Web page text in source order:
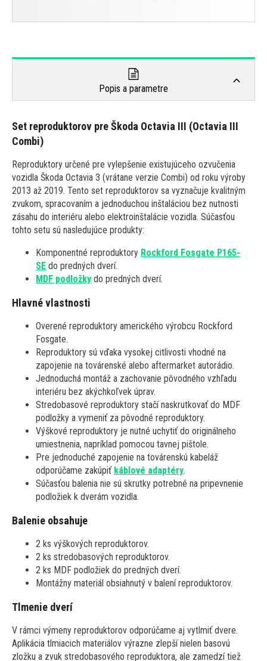
Popis a parametre
Set reproduktorov pre Škoda Octavia III (Octavia III
Combi)
Reproduktory určené pre vylepšenie existujúceho ozvučenia
vozidla Škoda Octavia 3 (vrátane verzie Combi) od roku výroby
2013 až 2019. Tento set reproduktorov sa vyznačuje kvalitným
zvukom, spracovaním a jednoduchou inštaláciou bez nutnosti
zásahu do interiéru alebo elektroinštalácie vozidla. Súčasťou
tohto setu sú nasledujúce produkty:
Komponentné reproduktory Rockford Fosgate P165-
SE do predných dverí.
MDF podložky do predných dverí.
Hlavné vlastnosti
Overené reproduktory amerického výrobcu Rockford
Fosgate.
Reproduktory sú vďaka vysokej citlivosti vhodné na
zapojenie na továrenské alebo aftermarket autorádio.
Jednoduchá montáž a zachovanie pôvodného vzhľadu
interiéru bez akýchkoľvek úprav.
Stredobasové reproduktory stačí naskrutkovať do MDF
podložky a vymeniť za pôvodné reproduktory.
Výškové reproduktory je nutné uchytiť do originálneho
umiestnenia, napríklad pomocou tavnej pištole.
Pre jednoduché zapojenie na továrenskú kabeláž
odporúčame zakúpiť káblové adaptéry.
Súčasťou balenia nie sú skrutky potrebné na pripevnenie
podložiek k dverám vozidla.
Balenie obsahuje
2 ks výškových reproduktorov.
2 ks stredobasových reproduktorov.
2 ks MDF podložiek do predných dverí.
Montážny materiál obsiahnutý v balení reproduktorov.
Tlmenie dverí
V rámci výmeny reproduktorov odporúčame aj vytlmiť dvere.
Aplikácia tlmiacich materiálov výrazne zlepší nielen basovú
zložku a zvuk stredobasového reproduktora, ale zamedzí tiež